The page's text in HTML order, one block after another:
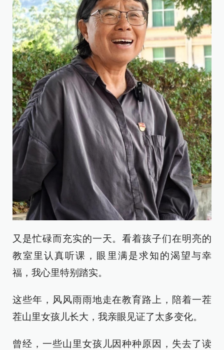
又是忙碌而充实的一天。看着孩子们在明亮的
教室里认真听课，眼里满是求知的渴望与幸
福，我心里特别踏实。
这些年，风风雨雨地走在教育路上，陪着一茬
茬山里女孩儿长大，我亲眼见证了太多变化。
曾经，一些山里女孩儿因种种原因，失去了读